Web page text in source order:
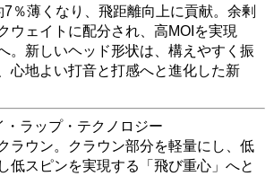
％薄くなり、飛距離向上に貢献。余剰
ウェイトに配分され、高MOIを実現
。新しいヘッド形状は、構えやすく振
心地よい打音と打感へと進化した新
ラップ・テクノロジー
ラウン。クラウン部分を軽量にし、低
低スピンを実現する「飛び重心」へと